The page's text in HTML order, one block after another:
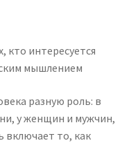
кто интересуется
мышлением
разную роль: в
у женщин и мужчин,
включает то, как